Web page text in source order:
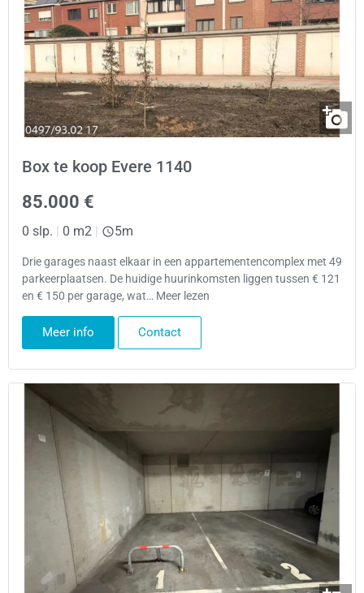
Box te koop Evere 1140
85.000 €
0 slp. 0 m2 5m
Drie garages naast elkaar in een appartementencomplex met 49
parkeerplaatsen. De huidige huurinkomsten liggen tussen € 121
en € 150 per garage, wat… Meer lezen
Meer info Contact